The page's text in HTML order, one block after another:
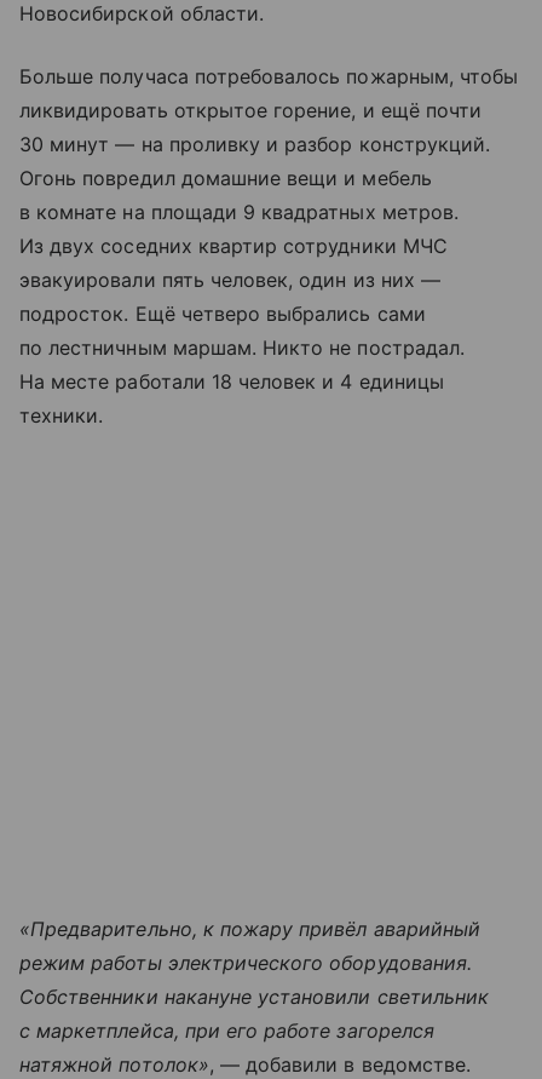
Новосибирской области.
Больше получаса потребовалось пожарным, чтобы
ликвидировать открытое горение, и ещё почти
30 минут — на проливку и разбор конструкций.
Огонь повредил домашние вещи и мебель
в комнате на площади 9 квадратных метров.
Из двух соседних квартир сотрудники МЧС
эвакуировали пять человек, один из них —
подросток. Ещё четверо выбрались сами
по лестничным маршам. Никто не пострадал.
На месте работали 18 человек и 4 единицы
техники.
«Предварительно, к пожару привёл аварийный
режим работы электрического оборудования.
Собственники накануне установили светильник
с маркетплейса, при его работе загорелся
натяжной потолок», — добавили в ведомстве.